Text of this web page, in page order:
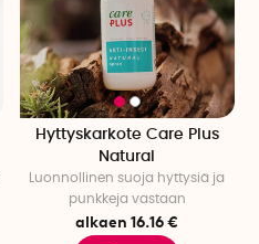
Hyttyskarkote Care Plus
Natural
Luonnollinen suoja hyttysiä ja
punkkeja vastaan
alkaen 16.16 €